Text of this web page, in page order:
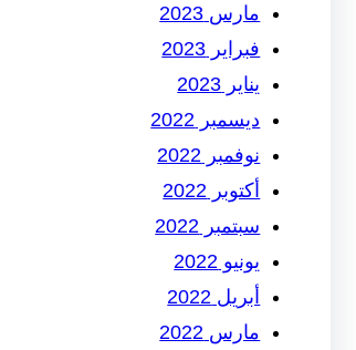
مارس 2023
فبراير 2023
يناير 2023
ديسمبر 2022
نوفمبر 2022
أكتوبر 2022
سبتمبر 2022
يونيو 2022
أبريل 2022
مارس 2022